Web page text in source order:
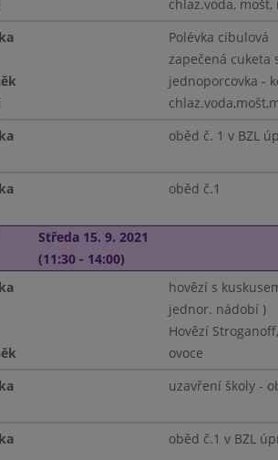
chlaz.voda, mošt,
Polévka cibulová
zapečená cuketa
jednoporcovka -
oběd č. 1 v BZL
oběd č.1
Středa 15. 9. 2021
(11:30 - 14:00)
hovězí s
jednor. nádobí )
Hovězí
ovoce
uzavření školy -
oběd č.1 v BZL